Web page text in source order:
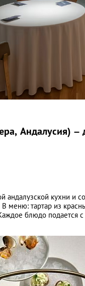
Андалусия)
андалузской кухни и
меню: тартар из
блюдо подается